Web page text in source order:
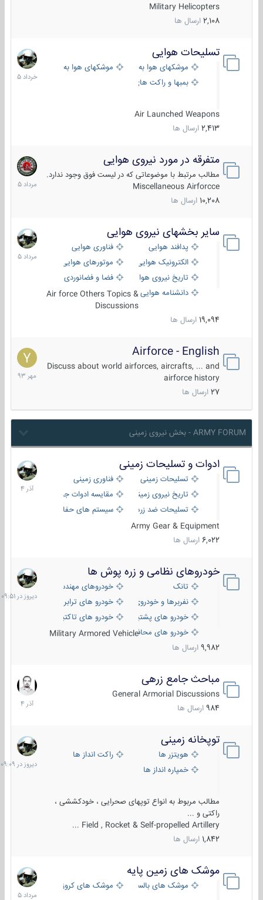
Military Helicopters
2,108 ارسال ها
تسلیحات هوایی
موشکهای هوا به هوا
موشکهای هوا به سطح
بمبها و راکت های هوایی
Air Launched Weapons
2,413 ارسال ها
30
خرداد
1405
متفرقه در مورد نیروی هوایی
مطالب مرتبط با موضوعاتی که در لیست فوق وجود ندارد.
Miscellaneous Airforcce
10,208 ارسال ها
7
مرداد
1405
سایر بخشهای نیروی هوایی
پدافند هوایی
فناوری هوایی
الکترونیک هوایی
موتورهای هوایی
تاریخ نیروی هوایی
فضا و فضانوردی
دانشنامه هواییAir force Others Topics &
Discussions
19,094 ارسال ها
2
مرداد
1405
Airforce - English
Discuss about world airforces, aircrafts, ... and
airforce history
27 ارسال ها
15
مهر
1393
ARMY FORUM - بخش نیروی زمینی
ادوات و تسلیحات زمینی
تسلیحات زمینی
فناوری زمینی
تاریخ نیروی زمینی
مقایسه ادوات جنگی
تسلیحات ضد زره
سیستم های حفاظت فعال
Army Gear & Equipment
6,022 ارسال ها
21
آذر
1404
خودروهای نظامی و زره پوش ها
تانک
خودروهای مهندسی
نفربرها و خودروی های رزمی پیاده نظام
خودرو های ترابری نظامی
خودرو های پشتیبانی آتش ، شناسایی و ضد تانک
خودرو های تاکتیکی نظامی
خودرو های محافظت شدهMilitary Armored Vehicle
9,982 ارسال ها
دیروز
در
09:51
مباحث جامع زرهی
General Armorial Discussions
984 ارسال ها
7
آذر
1404
توپخانه زمینی
هویتزر ها
راکت انداز ها
خمپاره انداز ها
مطالب مربوط به انواع توپهای صحرایی ، خودکششی ،
راکتی و ...
Field , Rocket & Self-propelled Artillery ...
1,842 ارسال ها
دیروز
در
09:09
موشک های زمین پایه
موشک های بالستیک موشک های کروز
2
مرداد
1405